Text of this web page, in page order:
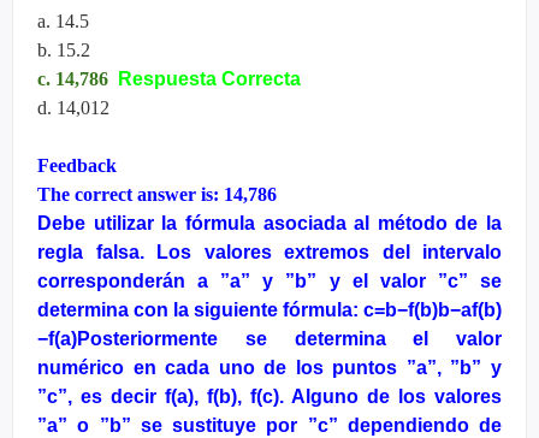
a. 14.5
b. 15.2
c. 14,786
Respuesta Correcta
d. 14,012
Feedback
The correct answer is: 14,786
Debe utilizar la fórmula asociada al método de la
regla falsa. Los valores extremos del intervalo
corresponderán a ”a” y ”b” y el valor ”c” se
determina con la siguiente fórmula: c=b−f(b)b−af(b)
−f(a)Posteriormente se determina el valor
numérico en cada uno de los puntos ”a”, ”b” y
”c”, es decir f(a), f(b), f(c). Alguno de los valores
”a” o ”b” se sustituye por ”c” dependiendo de